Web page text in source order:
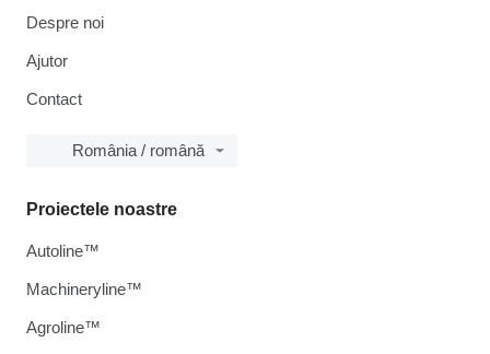
Despre noi
Ajutor
Contact
România / română
Proiectele noastre
Autoline™
Machineryline™
Agroline™